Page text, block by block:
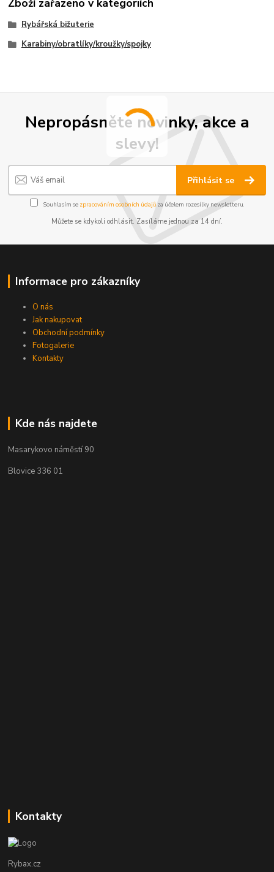
Rybářská bižuterie
Karabiny/obratlíky/kroužky/spojky
Nepropásněte novinky, akce a
slevy!
Přihlásit se
Souhlasím se zpracováním osobních údajůza účelem rozesílky newsletteru.
Můžete se kdykoli odhlásit. Zasíláme jednou za 14 dní.
Informace pro zákazníky
O nás
Jak nakupovat
Obchodní podmínky
Fotogalerie
Kontakty
Kde nás najdete
Masarykovo náměstí 90
Blovice 336 01
Kontakty
Rybax.cz